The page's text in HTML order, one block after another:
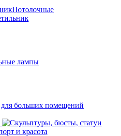
Потолочные
лампы
больших помещений
и красота